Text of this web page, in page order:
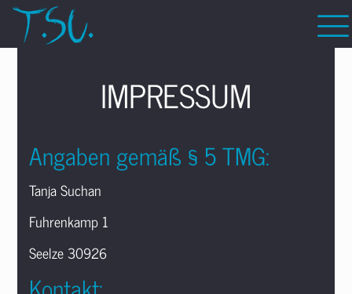
IMPRESSUM
Angaben gemäß § 5 TMG:
Tanja Suchan
Fuhrenkamp 1
Seelze 30926